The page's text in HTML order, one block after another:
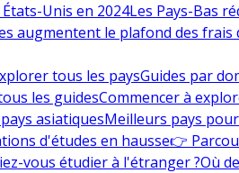
Unis en 2024Les Pays-Bas
augmentent le plafond des frais
tous les paysGuides par
les guidesCommencer à
asiatiquesMeilleurs pays
d'études en hausse👉
vous étudier à l'étranger ?Où